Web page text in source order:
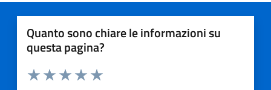
Quanto sono chiare le informazioni su
questa pagina?